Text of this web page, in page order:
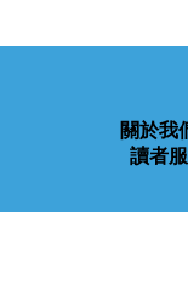
關於我
讀者